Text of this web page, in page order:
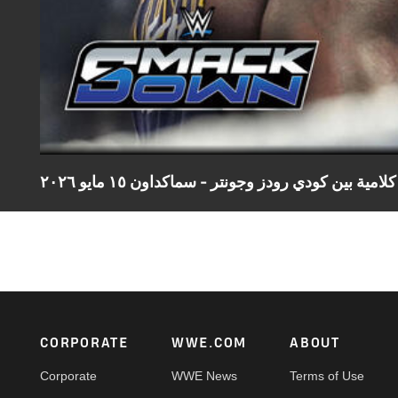
بين كودي رودز وجونتر - سماكداون ١٥ مايو ٢٠٢٦
Footer
CORPORATE
Corporate
WWE.COM
WWE News
ABOUT
Terms of Use